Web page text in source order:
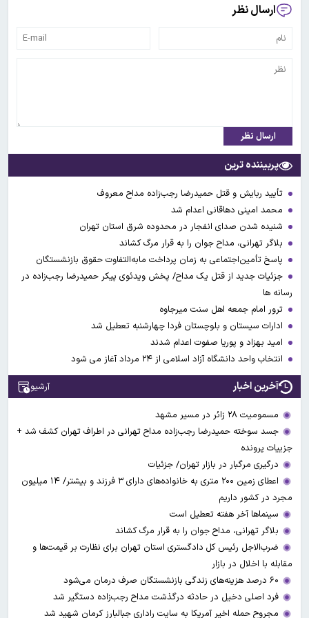
ارسال نظر
ارسال نظر
پربیننده ترین
تأیید ربایش و قتل حمیدرضا رجب‌زاده مداح معروف
محمد امینی دهاقانی اعدام شد
شنیده شدن صدای انفجار در محدوده شرق استان تهران
بلاگر تهرانی، مداح جوان را به قرار مرگ کشاند
پاسخ تأمین‌اجتماعی به زمان پرداخت مابه‌التفاوت حقوق بازنشستگان
جزئیات جدید از قتل یک مداح/ پخش ویدئوی پیکر حمیدرضا رجب‌زاده در
رسانه ها
ترور امام جمعه اهل سنت میرجاوه
ادارات سیستان و بلوچستان فردا چهارشنبه تعطیل شد
امید بهزاد و پوریا صفوت اعدام شدند
انتخاب واحد دانشگاه آزاد اسلامی از ۲۴ مرداد آغاز می شود
آخرین اخبار آرشیو
مسمومیت ۲۸ زائر در مسیر مشهد
جسد سوخته حمیدرضا رجب‌زاده مداح تهرانی در اطراف تهران کشف شد +
جزییات پرونده
درگیری مرگبار در بازار تهران/ جزئیات
اعطای زمین ۲۰۰ متری به خانواده‌های دارای ۳ فرزند و بیشتر/ ۱۴ میلیون
مجرد در کشور داریم
سینماها آخر هفته تعطیل است
بلاگر تهرانی، مداح جوان را به قرار مرگ کشاند
ضرب‌الاجل رئیس کل دادگستری استان تهران برای نظارت بر قیمت‌ها و
مقابله با اخلال در بازار
۶۰ درصد هزینه‌های زندگی بازنشستگان صرف درمان می‌شود
فرد اصلی دخیل در حادثه درگذشت مداح رجب‌زاده دستگیر شد
مجروح حمله اخیر آمریکا به سایت راداری جبالبارز کرمان شهید شد